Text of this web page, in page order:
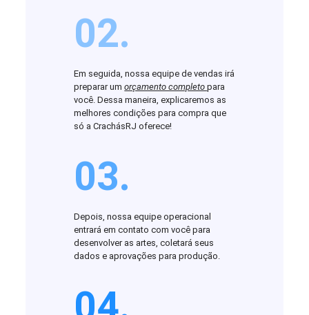
02.
Em seguida, nossa equipe de vendas irá
preparar umorçamento completopara
você. Dessa maneira, explicaremos as
melhores condições para compra que
só a CrachásRJ oferece!
03.
Depois, nossa equipe operacional
entrará em contato com você para
desenvolver as artes, coletará seus
dados e aprovações para produção.